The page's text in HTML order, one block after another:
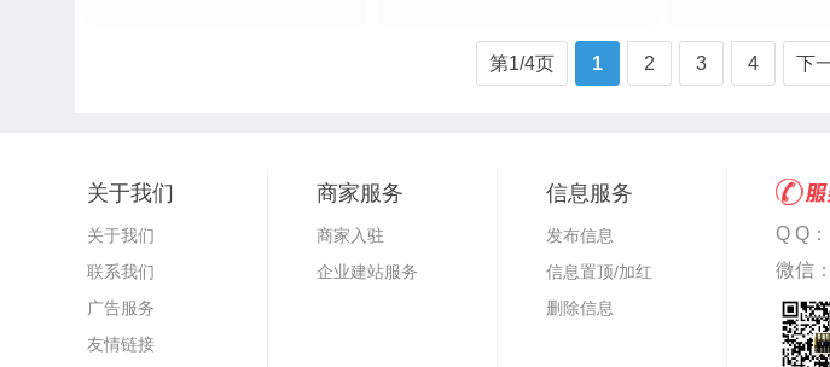
第1/4页 1 2 3 4 下
关于我们
关于我们
联系我们
广告服务
友情链接
商家服务
商家入驻
企业建站服务
信息服务
发布信息
信息置顶/加红
删除信息
Q Q
微信